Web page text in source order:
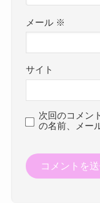
メール ※
サイト
次回のコメン
の名前、メー